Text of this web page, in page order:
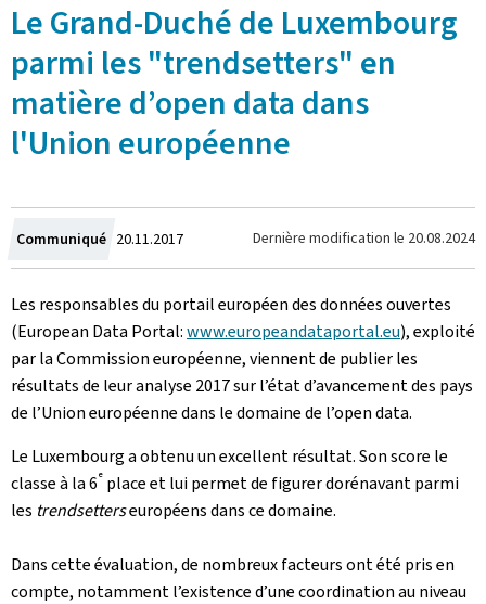
Le Grand-Duché de Luxembourg
parmi les "trendsetters" en
matière d’open data dans
l'Union européenne
Communiqué Crée
le
20.11.2017 Dernière modification le 20.08.2024
Les responsables du portail européen des données ouvertes
(European Data Portal:www.europeandataportal.eu), exploité
par la Commission européenne, viennent de publier les
résultats de leur analyse 2017 sur l’état d’avancement des pays
de l’Union européenne dans le domaine de l’open data.
Le Luxembourg a obtenu un excellent résultat. Son score le
classe à la 6e place et lui permet de figurer dorénavant parmi
les trendsetterseuropéens dans ce domaine.
Dans cette évaluation, de nombreux facteurs ont été pris en
compte, notamment l’existence d’une coordination au niveau